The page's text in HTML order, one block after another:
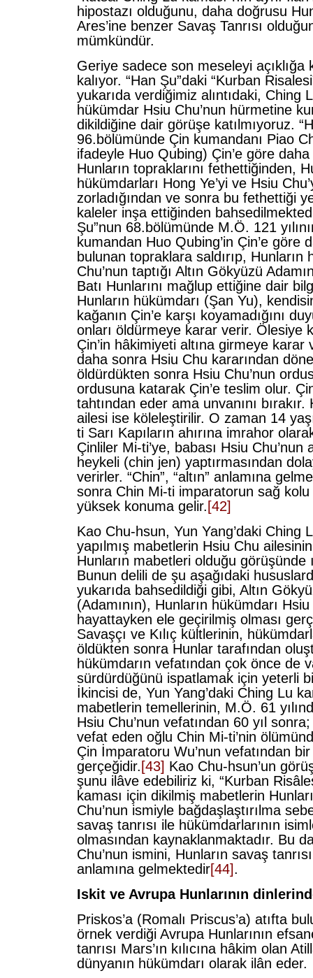
hipostazı olduğunu, daha doğrusu
Ares’ine benzer Savaş Tanrısı
mümkündür.
Geriye sadece son meseleyi açıklığa
kalıyor. “Han Şu”daki “Kurban
yukarıda verdiğimiz alıntıdaki, Ching
hükümdar Hsiu Chu’nun hürmetine
dikildiğine dair görüşe katılmıyoruz.
96.bölümünde Çin kumandanı Piao
ifadeyle Huo Qubing) Çin’e göre daha
Hunların topraklarını fethettiğinden,
hükümdarları Hong Ye’yi ve Hsiu
zorladığından ve sonra bu fethettiği
kaleler inşa ettiğinden
Şu”nun 68.bölümünde M.Ö. 121
kumandan Huo Qubing’in Çin’e göre
bulunan topraklara saldırıp, Hunların
Chu’nun taptığı Altın Gökyüzü
Batı Hunlarını mağlup ettiğine dair
Hunların hükümdarı (Şan Yu),
kağanın Çin’e karşı koyamadığını
onları öldürmeye karar verir. Ölesiye
Çin’in hâkimiyeti altına girmeye karar
daha sonra Hsiu Chu kararından
öldürdükten sonra Hsiu Chu’nun
ordusuna katarak Çin’e teslim olur.
tahtından eder ama unvanını bırakır.
ailesi ise köleleştirilir. O zaman 14
ti Sarı Kapıların ahırına imrahor
Çinliler Mi-ti’ye, babası Hsiu Chu’nun
heykeli (chin jen) yaptırmasından
verirler. “Chin”, “altın” anlamına
sonra Chin Mi-ti imparatorun sağ
yüksek konuma gelir. [42]
Kao Chu-hsun, Yun Yang’daki Ching
yapılmış mabetlerin Hsiu Chu
Hunların mabetleri olduğu görüşünde
Bunun delili de şu aşağıdaki
yukarıda bahsedildiği gibi, Altın
(Adamının), Hunların hükümdarı
hayattayken ele geçirilmiş olması
Savaşçı ve Kılıç kültlerinin,
öldükten sonra Hunlar tarafından
hükümdarın vefatından çok önce de
sürdürdüğünü ispatlamak için yeterli
İkincisi de, Yun Yang’daki Ching Lu
mabetlerin temellerinin, M.Ö. 61
Hsiu Chu’nun vefatından 60 yıl
vefat eden oğlu Chin Mi-ti’nin
Çin İmparatoru Wu’nun vefatından bir
gerçeğidir. [43] Kao Chu-hsun’un
şunu ilâve edebiliriz ki, “Kurban
kaması için dikilmiş mabetlerin
Chu’nun ismiyle bağdaşlaştırılma
savaş tanrısı ile hükümdarlarının
olmasından kaynaklanmaktadır. Bu
Chu’nun ismini, Hunların savaş
anlamına gelmektedir[44].
Iskit ve Avrupa Hunlarının
Priskos’a (Romalı Priscus’a) atıfta
örnek verdiği Avrupa Hunlarının
tanrısı Mars’ın kılıcına hâkim olan
dünyanın hükümdarı olarak ilân eder.